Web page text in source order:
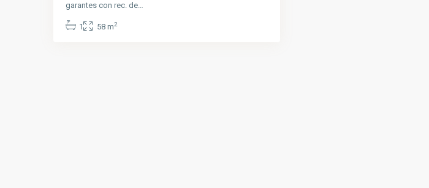
garantes con rec. de…
1 58 m2